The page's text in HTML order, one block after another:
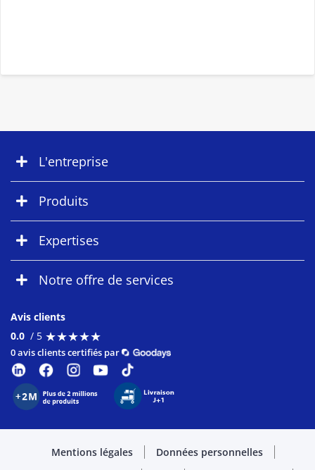
L'entreprise
Produits
Expertises
Notre offre de services
Avis clients
0.0 / 5 ★★★★★
★★★★★
0 avis clients certifiés par
Mentions légales
Données personnelles